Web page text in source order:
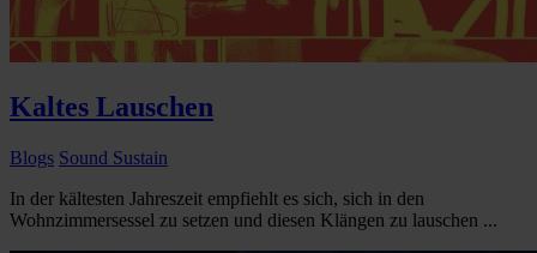
Kaltes Lauschen
Blogs Sound Sustain
In der kältesten Jahreszeit empfiehlt es sich, sich in den
Wohnzimmersessel zu setzen und diesen Klängen zu lauschen ...